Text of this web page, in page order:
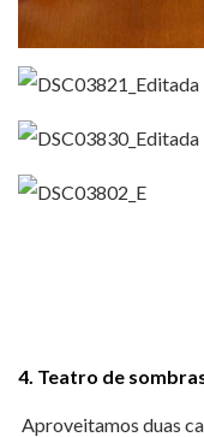
4. Teatro de
Aproveitamos duas